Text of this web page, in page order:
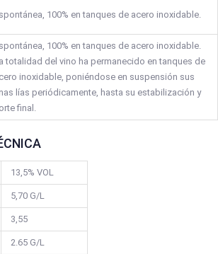
100% en tanques de acero inoxidable.
100% en tanques de acero inoxidable.
totalidad del vino ha permanecido en tanques de
inoxidable, poniéndose en suspensión sus
lías periódicamente, hasta su estabilización y
final.
13,5% VOL
5,70 G/L
3,55
2.65 G/L